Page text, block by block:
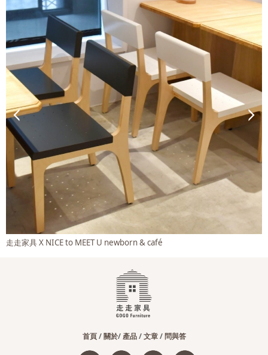
飲食美學市集 X 走走家具
首頁/關於/產品/文章/問與答